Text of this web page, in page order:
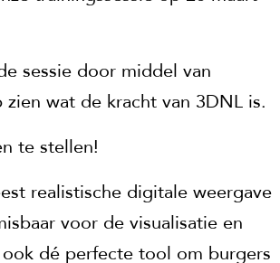
sessie door middel van
wat de kracht van 3DNL is.
te stellen!
realistische digitale weergave
voor de visualisatie en
dé perfecte tool om burgers